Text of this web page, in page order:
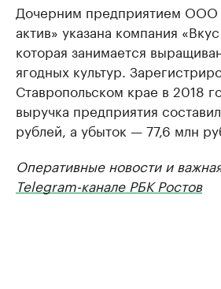
Дочерним предприятием ООО
актив» указана компания
которая занимается
ягодных культур.
Ставропольском крае в 2018
выручка предприятия
рублей, а убыток — 77,6 млн
Оперативные новости и
Telegram-канале РБК Ростов